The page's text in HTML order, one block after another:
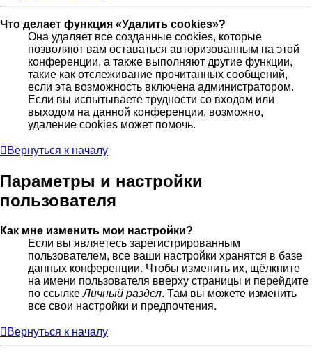
Что делает функция «Удалить cookies»?
Она удаляет все созданные cookies, которые
позволяют вам оставаться авторизованным на этой
конференции, а также выполняют другие функции,
такие как отслеживание прочитанных сообщений,
если эта возможность включена администратором.
Если вы испытываете трудности со входом или
выходом на данной конференции, возможно,
удаление cookies может помочь.
Вернуться к началу
Параметры и настройки
пользователя
Как мне изменить мои настройки?
Если вы являетесь зарегистрированным
пользователем, все ваши настройки хранятся в базе
данных конференции. Чтобы изменить их, щёлкните
на имени пользователя вверху страницы и перейдите
по ссылкеЛичный раздел. Там вы можете изменить
все свои настройки и предпочтения.
Вернуться к началу